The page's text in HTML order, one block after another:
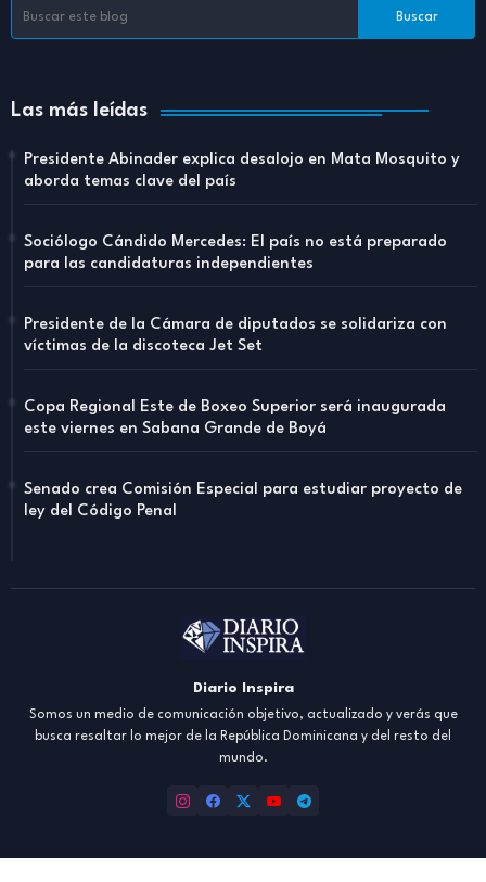
Las más leídas
Presidente Abinader explica desalojo en Mata Mosquito y
aborda temas clave del país
Sociólogo Cándido Mercedes: El país no está preparado
para las candidaturas independientes
Presidente de la Cámara de diputados se solidariza con
víctimas de la discoteca Jet Set
Copa Regional Este de Boxeo Superior será inaugurada
este viernes en Sabana Grande de Boyá
Senado crea Comisión Especial para estudiar proyecto de
ley del Código Penal
Diario Inspira
Somos un medio de comunicación objetivo, actualizado y verás que
busca resaltar lo mejor de la República Dominicana y del resto del
mundo.